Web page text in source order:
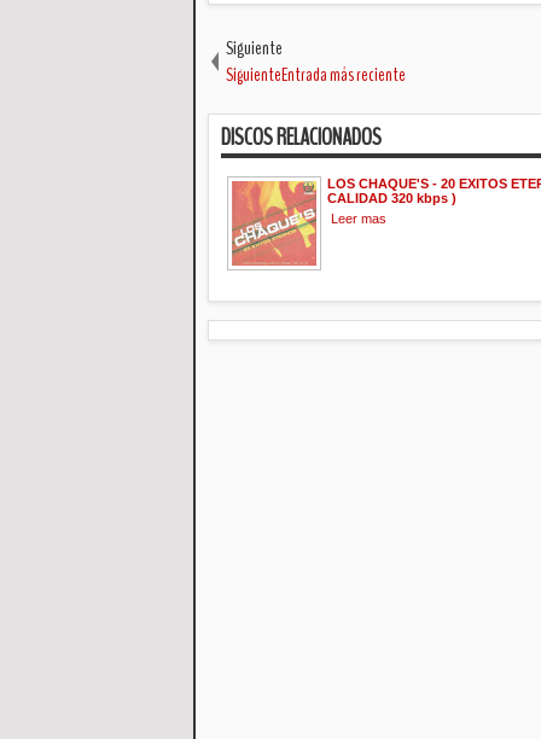
Siguiente
SiguienteEntrada más reciente
DISCOS RELACIONADOS
LOS CHAQUE'S - 20 EXITOS
CALIDAD 320 kbps )
Leer mas